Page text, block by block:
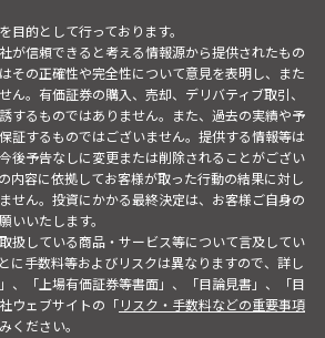
的として行っております。
が信頼できると考える情報源から提供されたもの
その正確性や完全性について意見を表明し、また
ん。有価証券の購入、売却、デリバティブ取引、
するものではありません。また、過去の実績や予
証するものではございません。提供する情報等は
後予告なしに変更または削除されることがござい
内容に依拠してお客様が取った行動の結果に対し
せん。投資にかかる最終決定は、お客様ご自身の
いいたします。
扱している商品・サービス等について言及してい
に手数料等およびリスクは異なりますので、詳し
、「上場有価証券等書面」、「目論見書」、「目
ウェブサイトの「リスク・手数料などの重要事項
ください。